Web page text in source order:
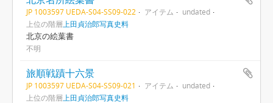
JP 1003597 UEDA-S04-SS09-022 アイテム
undated
上位の階層 上田貞治郎写真史料
北京の絵葉書
不明
旅順戦蹟十六景
JP 1003597 UEDA-S04-SS09-021 アイテム
undated
上位の階層 上田貞治郎写真史料